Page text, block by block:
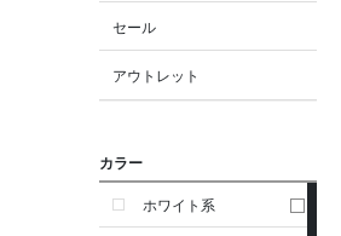
セール
アウトレット
カラー
ホワイト系